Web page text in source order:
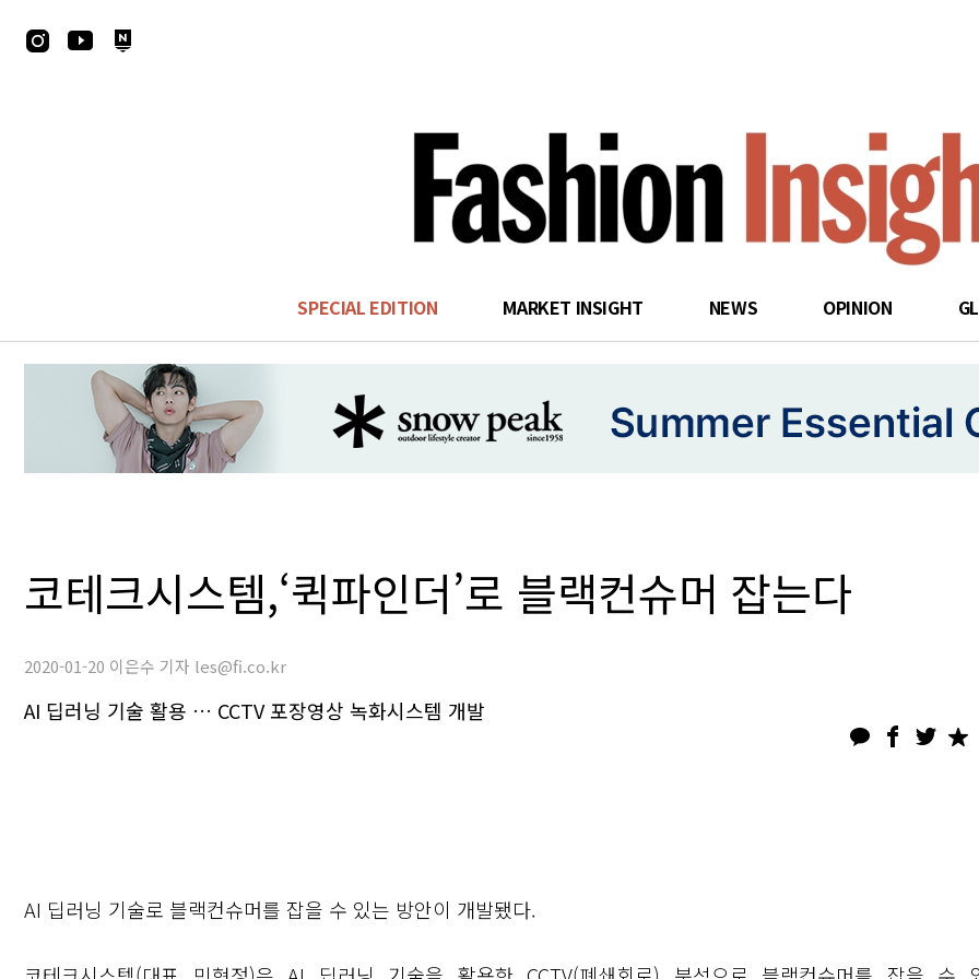
search
SPECIAL EDITION MARKET INSIGHT NEWS OPINION
코테크시스템,‘퀵파인더’로 블랙컨슈머 잡는다
2020-01-20 이은수 기자 les@fi.co.kr
AI 딥러닝 기술 활용 … CCTV 포장영상 녹화시스템 개발
AI 딥러닝 기술로 블랙컨슈머를 잡을 수 있는 방안이 개발됐다.